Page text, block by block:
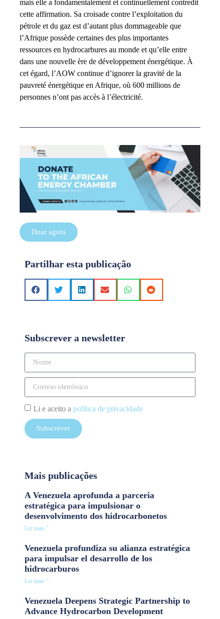
mais elle a fondamentalement et continuellement contredit
cette affirmation. Sa croisade contre l’exploitation du
pétrole et du gaz est d’autant plus dommageable que
l’Afrique possède certaines des plus importantes
ressources en hydrocarbures au monde et qu’elle entre
dans une nouvelle ère de développement énergétique. À
cet égard, l’AOW continue d’ignorer la gravité de la
pauvreté énergétique en Afrique, où 600 millions de
personnes n’ont pas accès à l’électricité.
Doar agora
Partilhar esta publicação
Subscrever a newsletter
Li e aceito a política de privacidade
Subscrever
Mais publicações
A Venezuela aprofunda a parceria
estratégica para impulsionar o
desenvolvimento dos hidrocarbonetos
Ler mais "
Venezuela profundiza su alianza estratégica
para impulsar el desarrollo de los
hidrocarburos
Ler mais "
Venezuela Deepens Strategic Partnership to
Advance Hydrocarbon Development